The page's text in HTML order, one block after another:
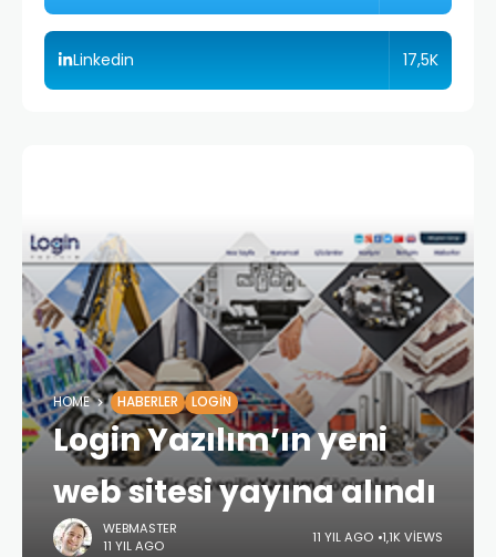
Linkedin 17,5K
HOME HABERLER LOGIN
Login Yazılım’ın yeni
web sitesi yayına alındı
WEBMASTER
11 YIL AGO
11 YIL AGO 1,1K VIEWS